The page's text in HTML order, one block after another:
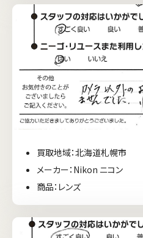
買取地域：北海道札幌市
メーカー：Nikon ニコン
商品：レンズ